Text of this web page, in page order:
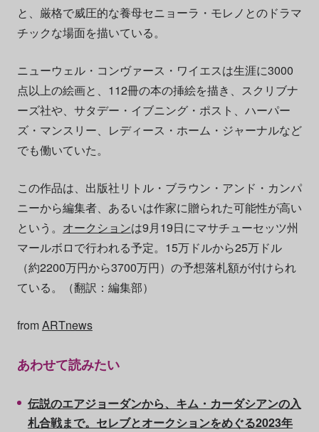
と、厳格で威圧的な養母セニョーラ・モレノとのドラマ
チックな場面を描いている。
ニューウェル・コンヴァース・ワイエスは生涯に3000
点以上の絵画と、112冊の本の挿絵を描き、スクリブナ
ーズ社や、サタデー・イブニング・ポスト、ハーパー
ズ・マンスリー、レディース・ホーム・ジャーナルなど
でも働いていた。
この作品は、出版社リトル・ブラウン・アンド・カンパ
ニーから編集者、あるいは作家に贈られた可能性が高い
という。 オークションは9月19日にマサチューセッツ州
マールボロで行われる予定。15万ドルから25万ドル
（約2200万円から3700万円）の予想落札額が付けられ
ている。（翻訳：編集部）
fromARTnews
あわせて読みたい
伝説のエアジョーダンから、キム・カーダシアンの入
札合戦まで。セレブとオークションをめぐる2023年